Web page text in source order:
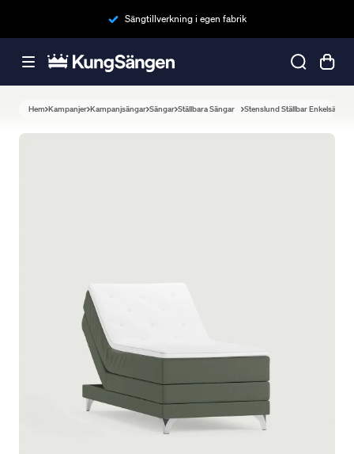
Sängtillverkning i egen fabrik
Hem Kampanjer Kampanjsängar Sängar Ställbara Sängar Stenslund Ställbar Enkelsäng